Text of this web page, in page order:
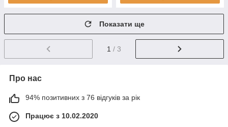
Показати ще
1 / 3
Про нас
94% позитивних з 76 відгуків за рік
Працює з 10.02.2020